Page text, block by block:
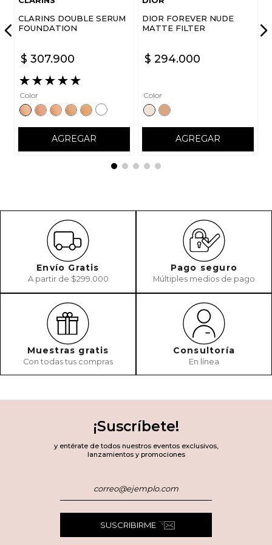
CLARINS DOUBLE SERUM
FOUNDATION
$ 307.900
★★★★★
Color
AGREGAR
DIOR FOREVER NUDE
MATTE FILTER
$ 294.000
Color
AGREGAR
Envío Gratis
A partir de $299.000
Pago seguro
Múltiples medios de pago
Muestras gratis
Con todas tus compras
Consultoría
En línea
¡Suscríbete!
y entérate de todos nuestros eventos exclusivos,
lanzamientos y promociones
SUSCRIBIRME